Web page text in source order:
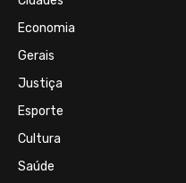
Economia
Gerais
Justiça
Esporte
Cultura
Saúde